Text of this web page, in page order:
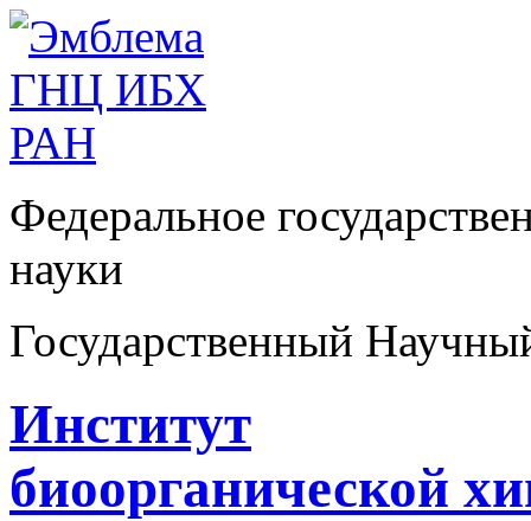
Федеральное
науки
Государственный
Институт
биоорганической